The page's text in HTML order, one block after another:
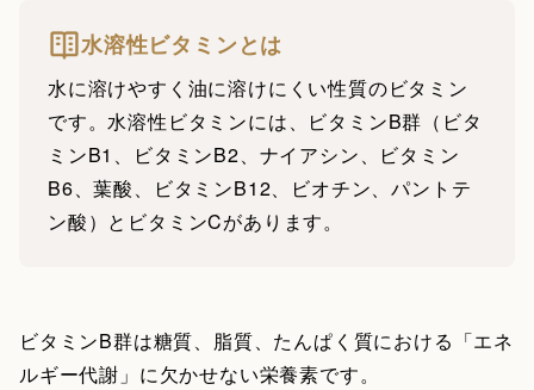
水溶性ビタミンとは
水に溶けやすく油に溶けにくい性質のビタミン
です。水溶性ビタミンには、ビタミンB群（ビタ
ミンB1、ビタミンB2、ナイアシン、ビタミン
B6、葉酸、ビタミンB12、ビオチン、パントテ
ン酸）とビタミンCがあります。
ビタミンB群は糖質、脂質、たんぱく質における「エネ
ルギー代謝」に欠かせない栄養素です。